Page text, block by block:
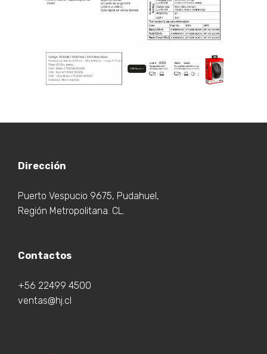
Dirección
Puerto Vespucio 9675, Pudahuel,
Región Metropolitana. CL.
Contactos
+56 22499 4500
ventas@hj.cl